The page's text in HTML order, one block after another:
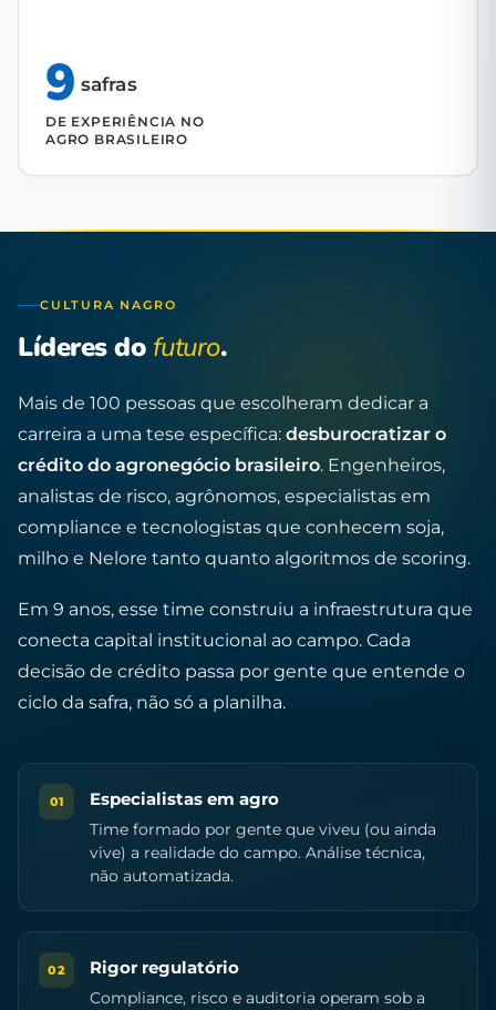
9 safras
DE EXPERIÊNCIA NO
AGRO BRASILEIRO
CULTURA NAGRO
Líderes do futuro.
Mais de 100 pessoas que escolheram dedicar a
carreira a uma tese específica: desburocratizar o
crédito do agronegócio brasileiro. Engenheiros,
analistas de risco, agrônomos, especialistas em
compliance e tecnologistas que conhecem soja,
milho e Nelore tanto quanto algoritmos de scoring.
Em 9 anos, esse time construiu a infraestrutura que
conecta capital institucional ao campo. Cada
decisão de crédito passa por gente que entende o
ciclo da safra, não só a planilha.
01 Especialistas em agro
Time formado por gente que viveu (ou ainda
vive) a realidade do campo. Análise técnica,
não automatizada.
02 Rigor regulatório
Compliance, risco e auditoria operam sob a